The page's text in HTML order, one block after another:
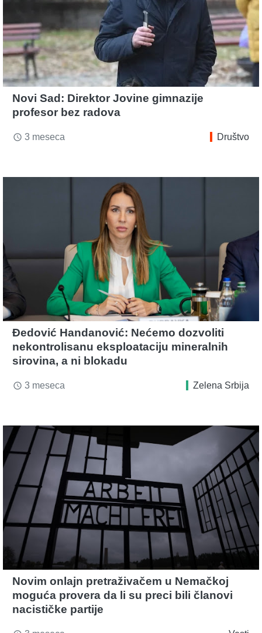
Novi Sad: Direktor Jovine gimnazije
profesor bez radova
access_time 3 meseca Društvo
Đedović Handanović: Nećemo dozvoliti
nekontrolisanu eksploataciju mineralnih
sirovina, a ni blokadu
access_time 3 meseca Zelena Srbija
Novim onlajn pretraživačem u Nemačkoj
moguća provera da li su preci bili članovi
nacističke partije